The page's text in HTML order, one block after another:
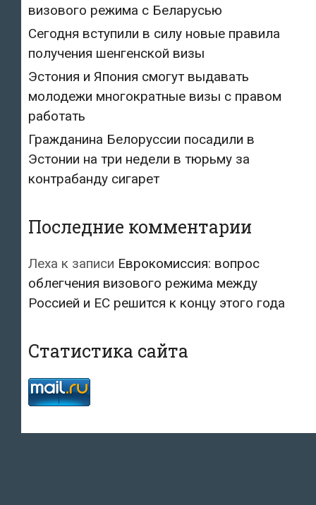
визового режима с Беларусью
Сегодня вступили в силу новые правила
получения шенгенской визы
Эстония и Япония смогут выдавать
молодежи многократные визы с правом
работать
Гражданина Белоруссии посадили в
Эстонии на три недели в тюрьму за
контрабанду сигарет
Последние комментарии
Леха к записи Еврокомиссия: вопрос
облегчения визового режима между
Россией и ЕС решится к концу этого года
Статистика сайта